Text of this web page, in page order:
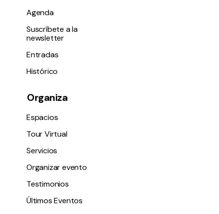
Agenda
Suscríbete a la
newsletter
Entradas
Histórico
Organiza
Espacios
Tour Virtual
Servicios
Organizar evento
Testimonios
Últimos Eventos